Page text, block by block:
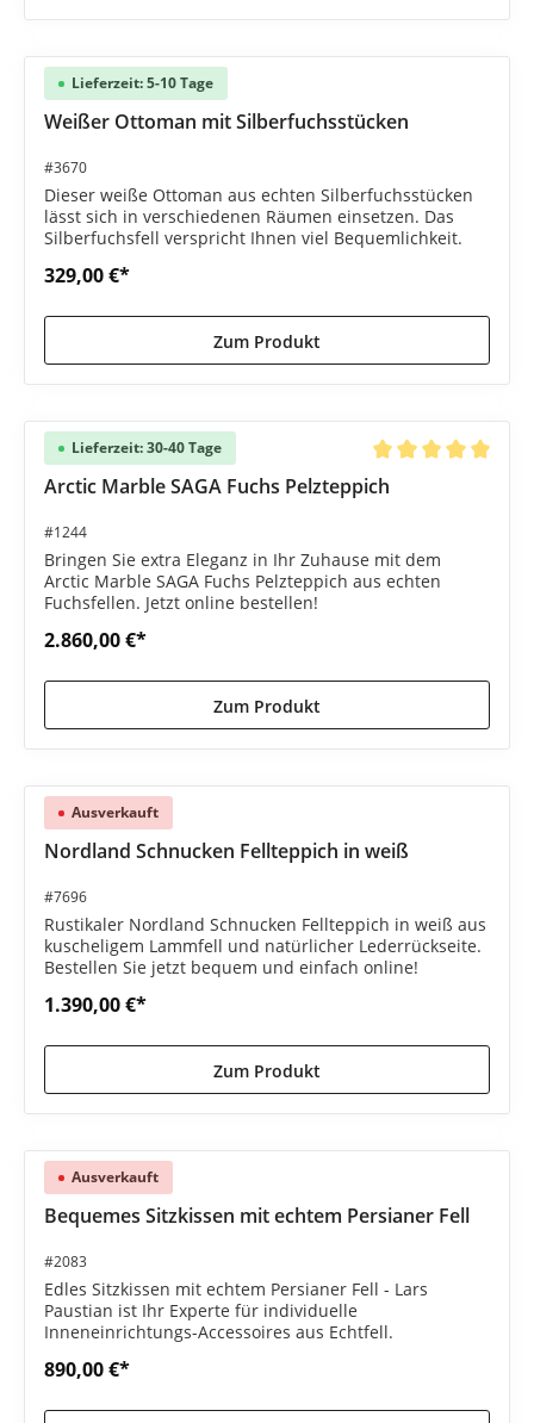
Lieferzeit: 5-10 Tage
Weißer Ottoman mit Silberfuchsstücken
#3670
Dieser weiße Ottoman aus echten Silberfuchsstücken
lässt sich in verschiedenen Räumen einsetzen. Das
Silberfuchsfell verspricht Ihnen viel Bequemlichkeit.
329,00 €*
Zum Produkt
Lieferzeit: 30-40 Tage
Durchschnittliche
Arctic Marble SAGA Fuchs Pelzteppich
#1244
Bringen Sie extra Eleganz in Ihr Zuhause mit dem
Arctic Marble SAGA Fuchs Pelzteppich aus echten
Fuchsfellen. Jetzt online bestellen!
2.860,00 €*
Zum Produkt
Ausverkauft
Nordland Schnucken Fellteppich in weiß
#7696
Rustikaler Nordland Schnucken Fellteppich in weiß aus
kuscheligem Lammfell und natürlicher Lederrückseite.
Bestellen Sie jetzt bequem und einfach online!
1.390,00 €*
Zum Produkt
Ausverkauft
Bequemes Sitzkissen mit echtem Persianer Fell
#2083
Edles Sitzkissen mit echtem Persianer Fell - Lars
Paustian ist Ihr Experte für individuelle
Inneneinrichtungs-Accessoires aus Echtfell.
890,00 €*